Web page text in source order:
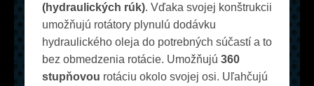
(hydraulických rúk). Vďaka svojej konštrukcii
umožňujú rotátory plynulú dodávku
hydraulického oleja do potrebných súčastí a to
bez obmedzenia rotácie. Umožňujú 360
stupňovou rotáciu okolo svojej osi. Uľahčujú